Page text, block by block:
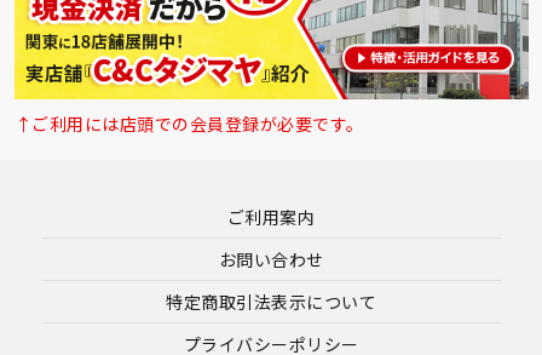
↑ご利用には店頭での会員登録が必要です。
ご利用案内
お問い合わせ
特定商取引法表示について
プライバシーポリシー